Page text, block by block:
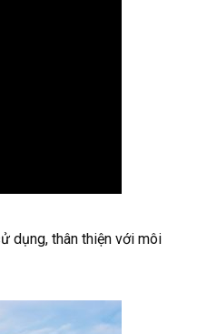
dụng, thân thiện với môi